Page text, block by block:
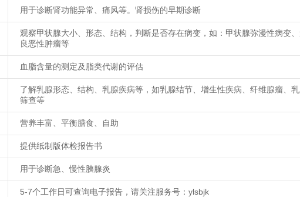
用于诊断肾功能异常、痛风等。肾损伤的早期诊断
观察甲状腺大小、形态、结构，判断是否存在病变，如：甲状腺弥漫性病变、
良恶性肿瘤等
血脂含量的测定及脂类代谢的评估
了解乳腺形态、结构、乳腺疾病等，如乳腺结节、增生性疾病、纤维腺瘤、
筛查等
营养丰富、平衡膳食、自助
提供纸制版体检报告书
用于诊断急、慢性胰腺炎
5-7个工作日可查询电子报告，请关注服务号：ylsbjk